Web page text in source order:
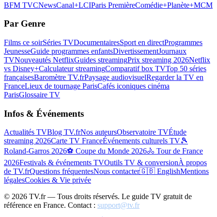
BFM TVCNewsCanal+LCIParis PremièreComédie+Planète+MCM
Par Genre
Films ce soirSéries TVDocumentairesSport en directProgrammes
JeunesseGuide programmes enfantsDivertissementJournaux
TVNouveautés NetflixGuides streamingPrix streaming 2026Netflix
vs Disney+Calculateur streamingComparatif box TVTop 50 séries
françaisesBaromètre TV.frPaysage audiovisuelRegarder la TV en
FranceLieux de tournage ParisCafés iconiques cinéma
ParisGlossaire TV
Infos & Événements
Actualités TVBlog TV.frNos auteursObservatoire TVÉtude
streaming 2026Carte TV FranceÉvénements culturels TV🎾
Roland-Garros 2026⚽ Coupe du Monde 2026🚴 Tour de France
2026Festivals & événements TVOutils TV & conversionÀ propos
de TV.frQuestions fréquentesNous contacter🇬🇧 EnglishMentions
légalesCookies & Vie privée
© 2026 TV.fr — Tous droits réservés. Le guide TV gratuit de
référence en France. Contact : support@tv.fr